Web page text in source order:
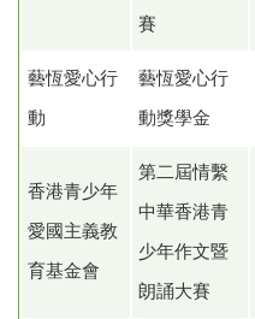
賽
藝恆愛心行
動
藝恆愛心行
動獎學金
香港青少年
愛國主義教
育基金會
第二屆情繫
中華香港青
少年作文暨
朗誦大賽